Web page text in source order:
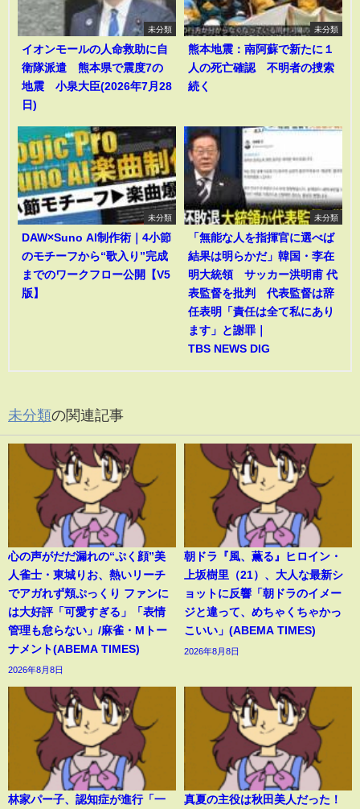
未分類
イオンモールの人命救助に自
衛隊派遣 熊本県で震度7の
地震 小泉大臣(2026年7月28
日)
未分類
熊本地震：南阿蘇で新たに１
人の死亡確認 不明者の捜索
続く
未分類
DAW×Suno AI制作術｜4小節
のモチーフから“歌入り”完成
までのワークフロー公開【V5
版】
未分類
「無能な人を指揮官に選べば
結果は明らかだ」韓国・李在
明大統領 サッカー洪明甫 代
表監督を批判 代表監督は辞
任表明「責任は全て私にあり
ます」と謝罪｜
TBS NEWS DIG
未分類の関連記事
心の声がだだ漏れの“ぷく顔”美
人雀士・東城りお、熱いリーチ
でアガれず頬ぷっくり ファンに
は大好評「可愛すぎる」「表情
管理も怠らない」/麻雀・Mトー
ナメント(ABEMA TIMES)
2026年8月8日
朝ドラ『風、薫る』ヒロイン・
上坂樹里（21）、大人な最新シ
ョットに反響「朝ドラのイメー
ジと違って、めちゃくちゃかっ
こいい」(ABEMA TIMES)
2026年8月8日
林家パー子、認知症が進行「一
真夏の主役は秋田美人だった！